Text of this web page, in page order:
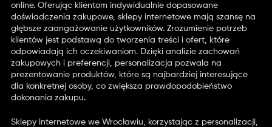
online. Oferując klientom indywidualnie dopasowane
doświadczenia zakupowe, sklepy internetowe mają szansę na
głębsze zaangażowanie użytkowników. Zrozumienie potrzeb
klientów jest podstawą do tworzenia treści i ofert, które
odpowiadają ich oczekiwaniom. Dzięki analizie zachowań
zakupowych i preferencji, personalizacja pozwala na
prezentowanie produktów, które są najbardziej interesujące
dla konkretnej osoby, co zwiększa prawdopodobieństwo
dokonania zakupu.
Sklepy internetowe we Wrocławiu, korzystając z personalizacji,